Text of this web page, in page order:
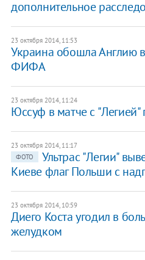
дополнительное
23 октября 2014, 11:53
Украина обошла Англию
ФИФА
23 октября 2014, 11:24
Юссуф в матче с "Легией"
23 октября 2014, 11:17
ФОТО
Ультрас "Легии"
Киеве флаг Польши с
23 октября 2014, 10:59
Диего Коста угодил в
желудком